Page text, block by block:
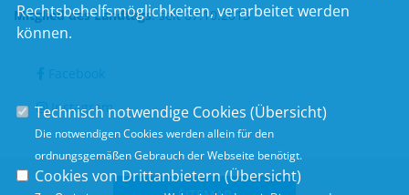
Mitglied des Landtags:seit 07.10.2013
Facebook
Instagram
Rechtsbehelfsmöglichkeiten, verarbeitet werden
können.
Technisch notwendige Cookies (Übersicht)
Die notwendigen Cookies werden allein für den
ordnungsgemäßen Gebrauch der Webseite benötigt.
Cookies von Drittanbietern (Übersicht)